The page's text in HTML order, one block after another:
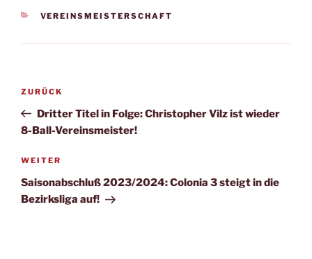
KATEGORIEN
VEREINSMEISTERSCHAFT
Beitragsnavigation
Vorheriger
Beitrag
ZURÜCK
Dritter Titel in Folge: Christopher Vilz ist wieder
8-Ball-Vereinsmeister!
Nächster
Beitrag
WEITER
Saisonabschluß 2023/2024: Colonia 3 steigt in die
Bezirksliga auf!